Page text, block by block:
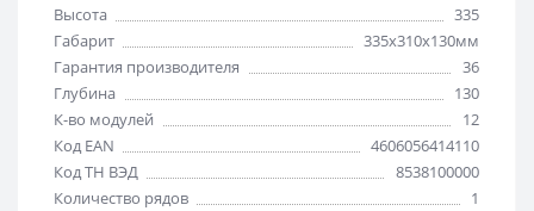
Высота
335
Габарит
335х310х130мм
Гарантия производителя
36
Глубина
130
К-во модулей
12
Код EAN
4606056414110
Код ТН ВЭД
8538100000
Количество рядов
1